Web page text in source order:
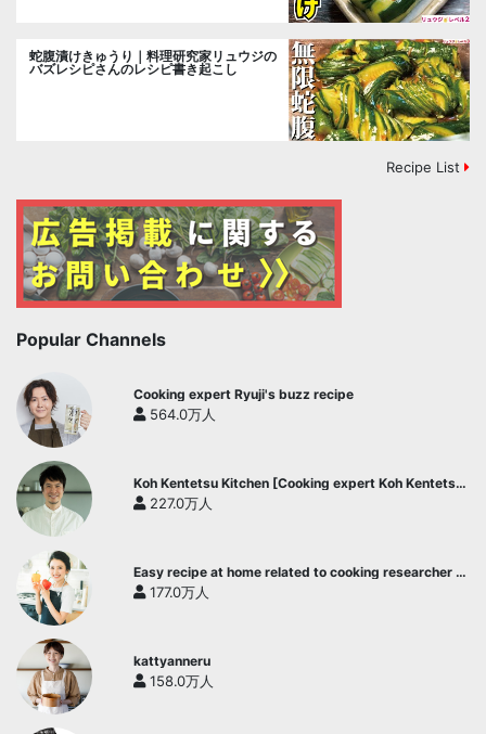
蛇腹漬けきゅうり｜料理研究家リュウジの
バズレシピさんのレシピ書き起こし
Recipe List
Popular Channels
Cooking expert Ryuji's buzz recipe
564.0万人
Koh Kentetsu Kitchen [Cooking expert Koh Kentetsu
official channel]
227.0万人
Easy recipe at home related to cooking researcher /
Yukari's Kitchen
177.0万人
kattyanneru
158.0万人